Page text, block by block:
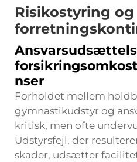
Risikostyring og
nser
Forholdet mellem
gymnastikudstyr og
kritisk, men ofte
Udstyrsfejl, der
skader, udsætter